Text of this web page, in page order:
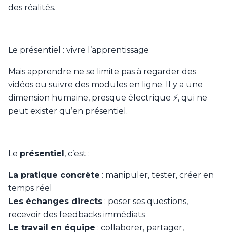
des réalités.
Le présentiel : vivre l’apprentissage
Mais apprendre ne se limite pas à regarder des
vidéos ou suivre des modules en ligne. Il y a une
dimension humaine, presque électrique ⚡, qui ne
peut exister qu’en présentiel.
Le présentiel, c’est :
La pratique concrète : manipuler, tester, créer en
temps réel
Les échanges directs : poser ses questions,
recevoir des feedbacks immédiats
Le travail en équipe : collaborer, partager,